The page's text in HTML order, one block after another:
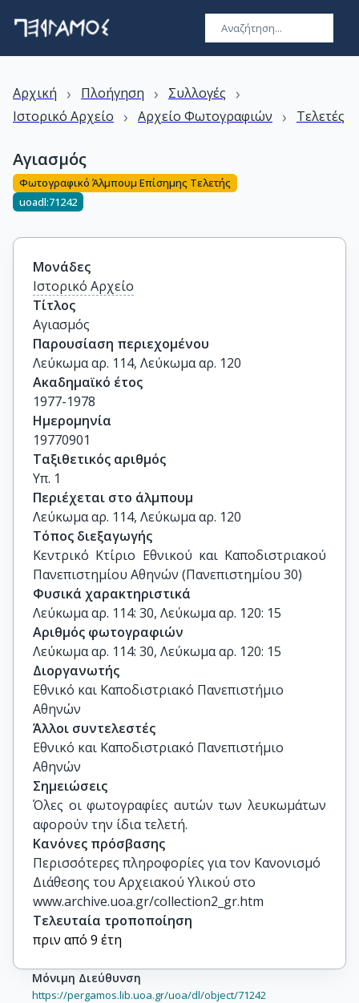
Αρχική › Πλοήγηση › Συλλογές ›
Ιστορικό Αρχείο › Αρχείο Φωτογραφιών › Τελετές
Αγιασμός
Φωτογραφικό Άλμπουμ Επίσημης Τελετής
uoadl:71242
Μονάδες
Ιστορικό Αρχείο
Τίτλος
Αγιασμός
Παρουσίαση περιεχομένου
Λεύκωμα αρ. 114, Λεύκωμα αρ. 120
Ακαδημαϊκό έτος
1977-1978
Ημερομηνία
19770901
Ταξιθετικός αριθμός
Υπ. 1
Περιέχεται στο άλμπουμ
Λεύκωμα αρ. 114, Λεύκωμα αρ. 120
Τόπος διεξαγωγής
Κεντρικό Κτίριο Εθνικού και Καποδιστριακού
Πανεπιστημίου Αθηνών (Πανεπιστημίου 30)
Φυσικά χαρακτηριστικά
Λεύκωμα αρ. 114: 30, Λεύκωμα αρ. 120: 15
Αριθμός φωτογραφιών
Λεύκωμα αρ. 114: 30, Λεύκωμα αρ. 120: 15
Διοργανωτής
Εθνικό και Καποδιστριακό Πανεπιστήμιο
Αθηνών
Άλλοι συντελεστές
Εθνικό και Καποδιστριακό Πανεπιστήμιο
Αθηνών
Σημειώσεις
Όλες οι φωτογραφίες αυτών των λευκωμάτων
αφορούν την ίδια τελετή.
Κανόνες πρόσβασης
Περισσότερες πληροφορίες για τον Κανονισμό
Διάθεσης του Αρχειακού Υλικού στο
www.archive.uoa.gr/collection2_gr.htm
Τελευταία τροποποίηση
πριν από 9 έτη
Μόνιμη Διεύθυνση
https://pergamos.lib.uoa.gr/uoa/dl/object/71242